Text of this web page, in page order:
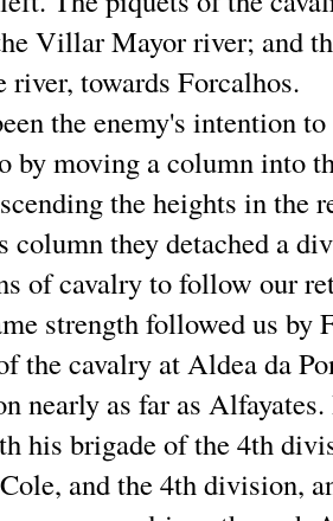
Villar Mayor river; and
river, towards Forcalhos.
the enemy's intention
by moving a column into
the heights in the
column they detached a
of cavalry to follow our
strength followed us by
the cavalry at Aldea da
nearly as far as
his brigade of the 4th
and the 4th division,